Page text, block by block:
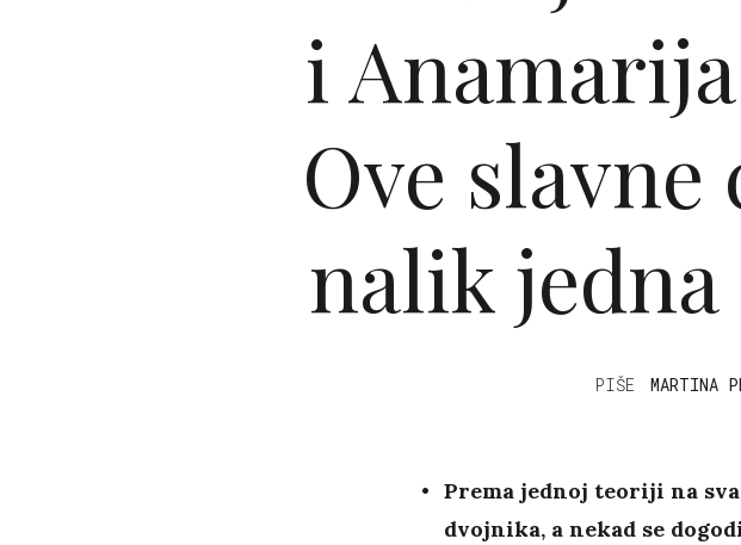
i
Ove
nalik
PIŠE MARTINA
Prema jednoj teoriji na
dvojnika, a nekad se